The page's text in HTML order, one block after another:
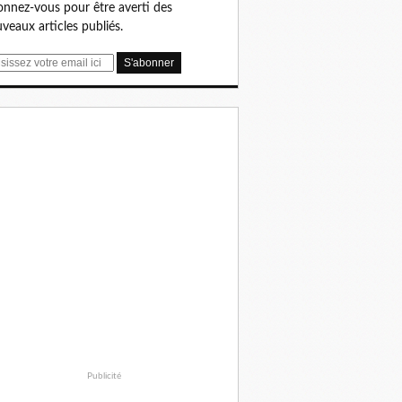
vous pour être averti des
articles publiés.
Publicité